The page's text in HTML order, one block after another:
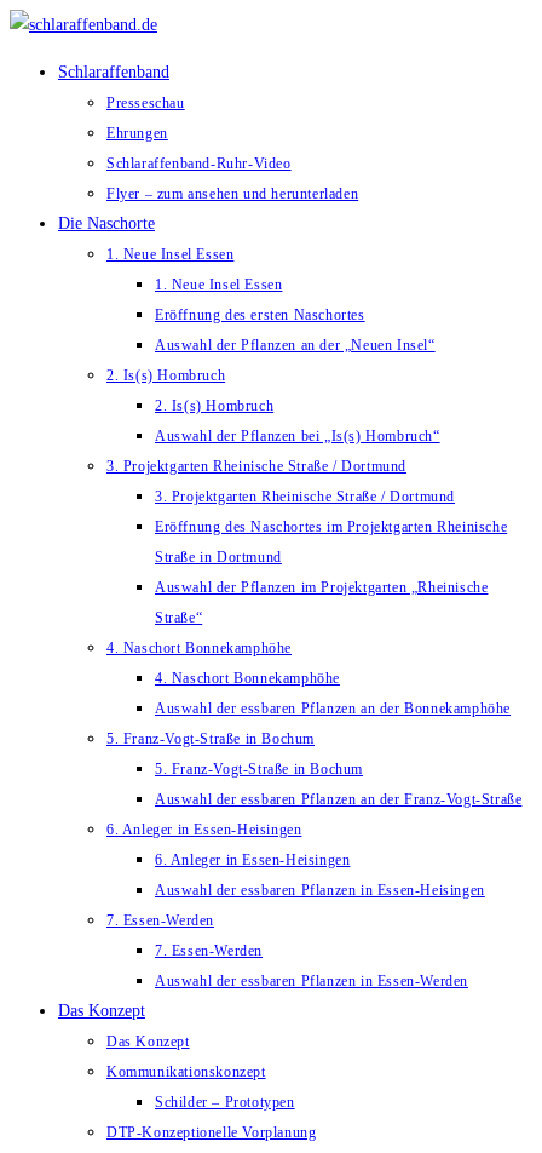
Zum
springen
Schlaraffenband
Presseschau
Ehrungen
Schlaraffenband-Ruhr-Video
Flyer – zum ansehen und herunterladen
Die Naschorte
1. Neue Insel Essen
1. Neue Insel Essen
Eröffnung des ersten Naschortes
Auswahl der Pflanzen an der „Neuen Insel“
2. Is(s) Hombruch
2. Is(s) Hombruch
Auswahl der Pflanzen bei „Is(s) Hombruch“
3. Projektgarten Rheinische Straße / Dortmund
3. Projektgarten Rheinische Straße / Dortmund
Eröffnung des Naschortes im Projektgarten Rheinische
Straße in Dortmund
Auswahl der Pflanzen im Projektgarten „Rheinische
Straße“
4. Naschort Bonnekamphöhe
4. Naschort Bonnekamphöhe
Auswahl der essbaren Pflanzen an der Bonnekamphöhe
5. Franz-Vogt-Straße in Bochum
5. Franz-Vogt-Straße in Bochum
Auswahl der essbaren Pflanzen an der Franz-Vogt-Straße
6. Anleger in Essen-Heisingen
6. Anleger in Essen-Heisingen
Auswahl der essbaren Pflanzen in Essen-Heisingen
7. Essen-Werden
7. Essen-Werden
Auswahl der essbaren Pflanzen in Essen-Werden
Das Konzept
Das Konzept
Kommunikationskonzept
Schilder – Prototypen
DTP-Konzeptionelle Vorplanung